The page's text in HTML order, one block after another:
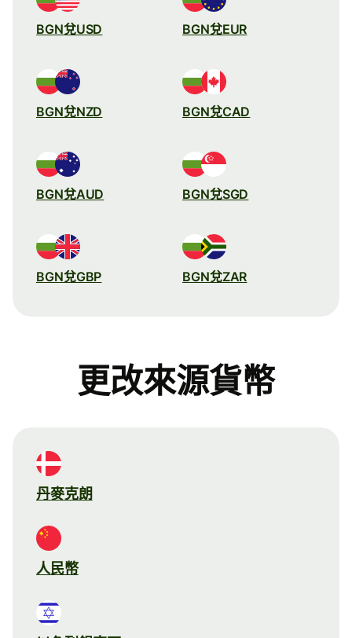
BGN兌USD BGN兌EUR
BGN兌NZD BGN兌CAD
BGN兌AUD BGN兌SGD
BGN兌GBP BGN兌ZAR
更改來源貨幣
丹麥克朗
人民幣